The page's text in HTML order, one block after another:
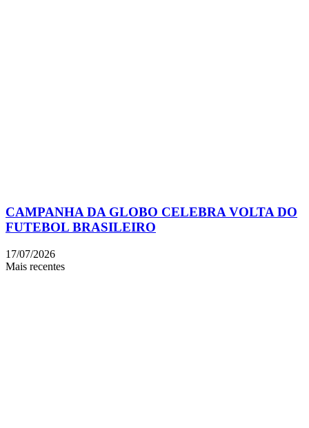
CAMPANHA DA GLOBO CELEBRA VOLTA DO
FUTEBOL BRASILEIRO
17/07/2026
Mais recentes